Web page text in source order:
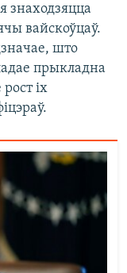
знаходзяцца
вайскоўцаў.
што
прыкладна
іх